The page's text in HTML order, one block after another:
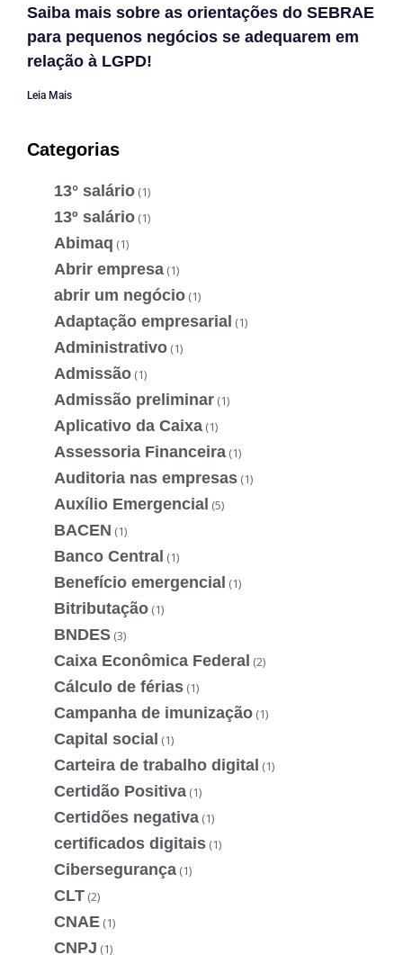
Saiba mais sobre as orientações do SEBRAE
para pequenos negócios se adequarem em
relação à LGPD!
Leia Mais
Categorias
13° salário (1)
13º salário (1)
Abimaq (1)
Abrir empresa (1)
abrir um negócio (1)
Adaptação empresarial (1)
Administrativo (1)
Admissão (1)
Admissão preliminar (1)
Aplicativo da Caixa (1)
Assessoria Financeira (1)
Auditoria nas empresas (1)
Auxílio Emergencial (5)
BACEN (1)
Banco Central (1)
Benefício emergencial (1)
Bitributação (1)
BNDES (3)
Caixa Econômica Federal (2)
Cálculo de férias (1)
Campanha de imunização (1)
Capital social (1)
Carteira de trabalho digital (1)
Certidão Positiva (1)
Certidões negativa (1)
certificados digitais (1)
Cibersegurança (1)
CLT (2)
CNAE (1)
CNPJ (1)